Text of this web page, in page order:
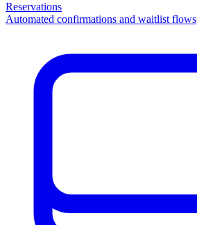
Reservations
Automated confirmations and waitlist flows